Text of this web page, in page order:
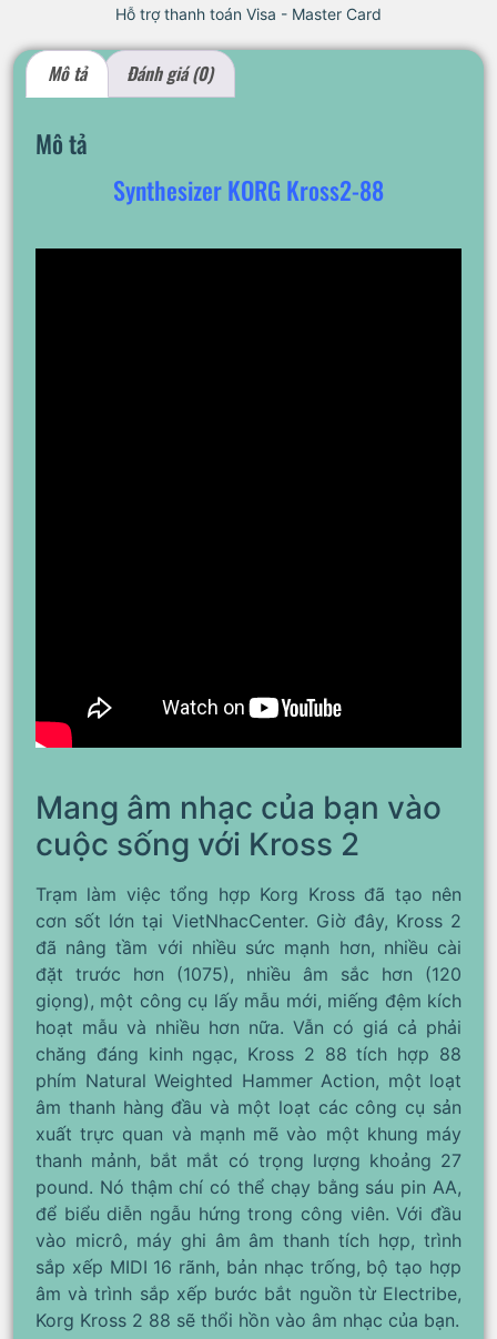
Hỗ trợ thanh toán Visa - Master Card
Mô tả Đánh giá (0)
Mô tả
Synthesizer KORG Kross2-88
Mang âm nhạc của bạn vào
cuộc sống với Kross 2
Trạm làm việc tổng hợp Korg Kross đã tạo nên
cơn sốt lớn tại VietNhacCenter. Giờ đây, Kross 2
đã nâng tầm với nhiều sức mạnh hơn, nhiều cài
đặt trước hơn (1075), nhiều âm sắc hơn (120
giọng), một công cụ lấy mẫu mới, miếng đệm kích
hoạt mẫu và nhiều hơn nữa. Vẫn có giá cả phải
chăng đáng kinh ngạc, Kross 2 88 tích hợp 88
phím Natural Weighted Hammer Action, một loạt
âm thanh hàng đầu và một loạt các công cụ sản
xuất trực quan và mạnh mẽ vào một khung máy
thanh mảnh, bắt mắt có trọng lượng khoảng 27
pound. Nó thậm chí có thể chạy bằng sáu pin AA,
để biểu diễn ngẫu hứng trong công viên. Với đầu
vào micrô, máy ghi âm âm thanh tích hợp, trình
sắp xếp MIDI 16 rãnh, bản nhạc trống, bộ tạo hợp
âm và trình sắp xếp bước bắt nguồn từ Electribe,
Korg Kross 2 88 sẽ thổi hồn vào âm nhạc của bạn.